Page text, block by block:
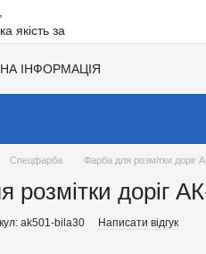
ІНФОРМАЦІЯ
Спецфарба Фарба для розмітки доріг
розмітки доріг
ak501-bila30 Написати відгук